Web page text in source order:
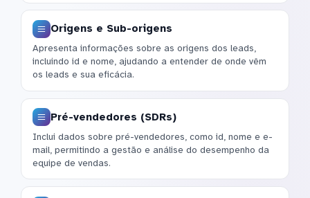
Origens e Sub-origens
Apresenta informações sobre as origens dos leads,
incluindo id e nome, ajudando a entender de onde vêm
os leads e sua eficácia.
Pré-vendedores (SDRs)
Inclui dados sobre pré-vendedores, como id, nome e e-
mail, permitindo a gestão e análise do desempenho da
equipe de vendas.